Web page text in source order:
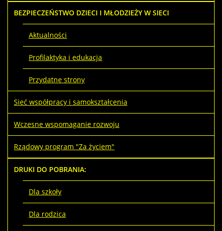
BEZPIECZEŃSTWO DZIECI I MŁODZIEŻY W SIECI
Aktualności
Profilaktyka i edukacja
Przydatne strony
Sieć współpracy i samokształcenia
Wczesne wspomaganie rozwoju
Rządowy program "Za życiem"
DRUKI DO POBRANIA:
Dla szkoły
Dla rodzica